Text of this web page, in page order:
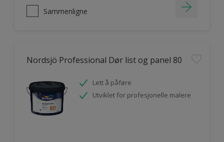
Sammenligne
Nordsjö Professional Dør list og panel 80
Lett å påføre
Utviklet for profesjonelle malere